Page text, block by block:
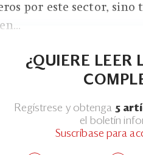
por este sector,
¿QUIERE LEER
Regístrese y obtenga 5
el boletín
Suscríbase para